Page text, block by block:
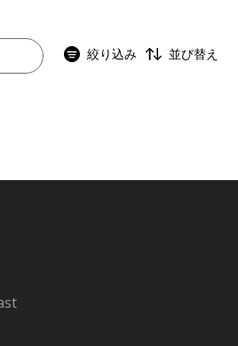
絞り込み 並び替え